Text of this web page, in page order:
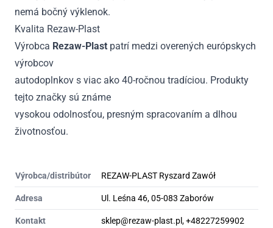
nemá bočný výklenok.
Kvalita Rezaw-Plast
Výrobca Rezaw-Plast patrí medzi overených európskych
výrobcov
autodoplnkov s viac ako 40-ročnou tradíciou. Produkty
tejto značky sú známe
vysokou odolnosťou, presným spracovaním a dlhou
životnosťou.
Výrobca/distribútor REZAW-PLAST Ryszard Zawół
Adresa Ul. Leśna 46, 05-083 Zaborów
Kontakt sklep@rezaw-plast.pl, +48227259902